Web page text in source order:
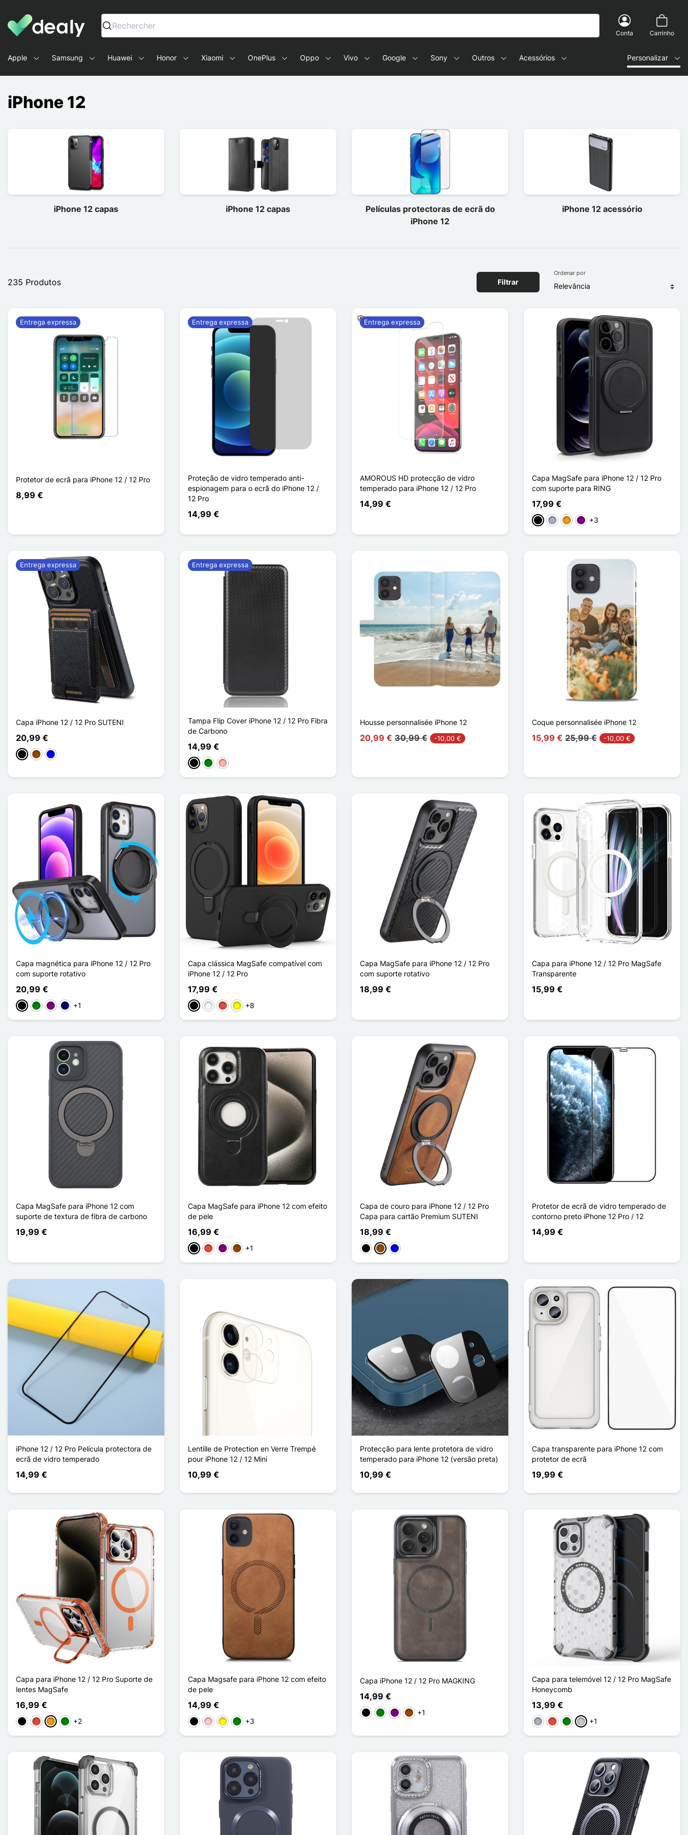
Dealy - Capas e acessórios para smartphones e tablets
Rechercher
Conta Carrinho
Apple Samsung Huawei Honor Xiaomi OnePlus Oppo Vivo Google Sony Outros Acessórios Personalizar
iPhone 12
iPhone 12 capas iPhone 12 capas
Películas protectoras de ecrã do
iPhone 12
iPhone 12 acessório
235 Produtos Filtrar
Ordenar por
Protetor de ecrã para iPhone 12 / 12 Pro
8,99 €
Entrega expressa
Proteção de vidro temperado anti-
espionagem para o ecrã do iPhone 12 /
12 Pro
14,99 €
Entrega expressa
AMOROUS HD protecção de vidro
temperado para iPhone 12 / 12 Pro
14,99 €
Entrega expressa
Capa MagSafe para iPhone 12 / 12 Pro
com suporte para RING
17,99 €
PretoCinzento
LaranjaPúrpura
+3
Capa iPhone 12 / 12 Pro SUTENI
20,99 €
PretoCastanho
Azul
Entrega expressa
Tampa Flip Cover iPhone 12 / 12 Pro Fibra
de Carbono
14,99 €
PretoVerdeOuro rosa
Entrega expressa
Housse personnalisée iPhone 12
20,99 € 30,99 € -10,00 €
Coque personnalisée iPhone 12
15,99 € 25,99 € -10,00 €
Capa magnética para iPhone 12 / 12 Pro
com suporte rotativo
20,99 €
PretoVerdePúrpuraAzul marinho
+1
Capa clássica MagSafe compatível com
iPhone 12 / 12 Pro
17,99 €
PretoBrancoVermelho
Amarelo
+8
Capa MagSafe para iPhone 12 / 12 Pro
com suporte rotativo
18,99 €
Capa para iPhone 12 / 12 Pro MagSafe
Transparente
15,99 €
Capa MagSafe para iPhone 12 com
suporte de textura de fibra de carbono
19,99 €
Capa MagSafe para iPhone 12 com efeito
de pele
16,99 €
PretoVermelho
PúrpuraCastanho
+1
Capa de couro para iPhone 12 / 12 Pro
Capa para cartão Premium SUTENI
18,99 €
PretoCastanho
Azul
Protetor de ecrã de vidro temperado de
contorno preto iPhone 12 Pro / 12
14,99 €
iPhone 12 / 12 Pro Película protectora de
ecrã de vidro temperado
14,99 €
Lentille de Protection en Verre Trempé
pour iPhone 12 / 12 Mini
10,99 €
Protecção para lente protetora de vidro
temperado para iPhone 12 (versão preta)
10,99 €
Capa transparente para iPhone 12 com
protetor de ecrã
19,99 €
Capa para iPhone 12 / 12 Pro Suporte de
lentes MagSafe
16,99 €
PretoVermelho
LaranjaVerde
+2
Capa Magsafe para iPhone 12 com efeito
de pele
14,99 €
PretoRosaAmareloVerde
+3
Capa iPhone 12 / 12 Pro MAGKING
14,99 €
PretoVerdePúrpuraCastanho
+1
Capa para telemóvel 12 / 12 Pro MagSafe
Honeycomb
13,99 €
CinzentoVermelho
VerdeTransparente
+1